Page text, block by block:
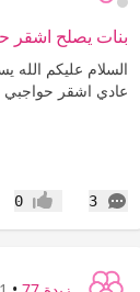
بنات يصلح اشقر
السلام عليكم الله
عادي اشقر حواجبي
3
التعليقات إعجاب0